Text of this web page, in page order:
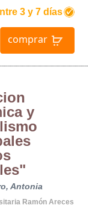
3 y 7 días
comprar
y
Antonia
Ramón Areces